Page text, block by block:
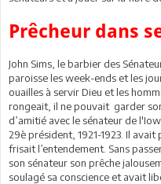
Prêcheur dans
John Sims, le barbier des
paroisse les week-ends et les
ouailles à servir Dieu et les
rongeait, il ne pouvait garder
d’amitié avec le sénateur de
29è président, 1921-1923. Il
frisait l’entendement. Sans
son sénateur son prêche
soulagé sa conscience et avait